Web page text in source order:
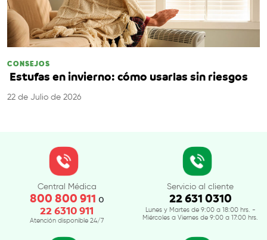
CONSEJOS
Estufas en invierno: cómo usarlas sin riesgos
22 de Julio de 2026
Central Médica
800 800 911 o
22 6310 911
Atención disponible 24/7
Servicio al cliente
22 631 0310
Lunes y Martes de 9:00 a 18:00 hrs. -
Miércoles a Viernes de 9:00 a 17:00 hrs.